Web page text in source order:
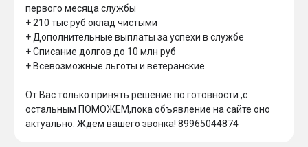
первого месяца службы
+ 210 тыс руб оклад чистыми
+ Дополнительные выплаты за успехи в службе
+ Списание долгов до 10 млн руб
+ Всевозможные льготы и ветеранские
От Вас только принять решение по готовности ,с
остальным ПОМОЖЕМ,пока объявление на сайте оно
актуально. Ждем вашего звонка! 89965044874